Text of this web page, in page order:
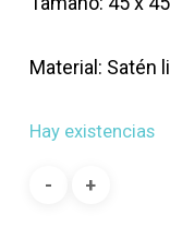
Material: Satén
Hay existencias